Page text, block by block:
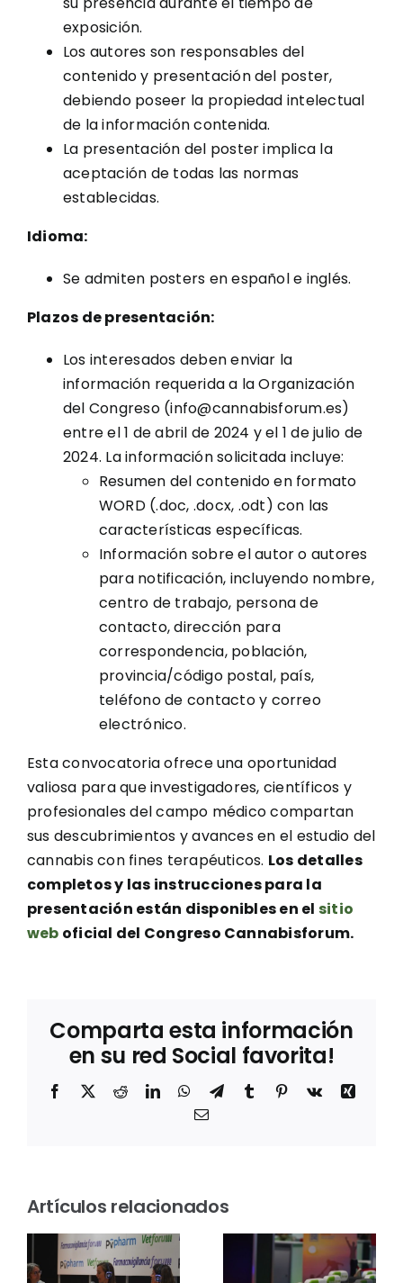
exposición.
Los autores son responsables del
contenido y presentación del poster,
debiendo poseer la propiedad intelectual
de la información contenida.
La presentación del poster implica la
aceptación de todas las normas
establecidas.
Idioma:
Se admiten posters en español e inglés.
Plazos de presentación:
Los interesados deben enviar la
información requerida a la Organización
del Congreso (info@cannabisforum.es)
entre el 1 de abril de 2024 y el 1 de julio de
2024. La información solicitada incluye:
Resumen del contenido en formato
WORD (.doc, .docx, .odt) con las
características específicas.
Información sobre el autor o autores
para notificación, incluyendo nombre,
centro de trabajo, persona de
contacto, dirección para
correspondencia, población,
provincia/código postal, país,
teléfono de contacto y correo
electrónico.
Esta convocatoria ofrece una oportunidad
valiosa para que investigadores, científicos y
profesionales del campo médico compartan
sus descubrimientos y avances en el estudio del
cannabis con fines terapéuticos. Los detalles
completos y las instrucciones para la
presentación están disponibles en el sitio
web oficial del Congreso Cannabisforum.
Comparta esta información
en su red Social favorita!
Facebook
X RedditLinkedInWhatsApp
TelegramTumblr Pinterest
Vk
Xing
Correo
Artículos relacionados
Premios
Farmaforum
2026
de
APIsforum